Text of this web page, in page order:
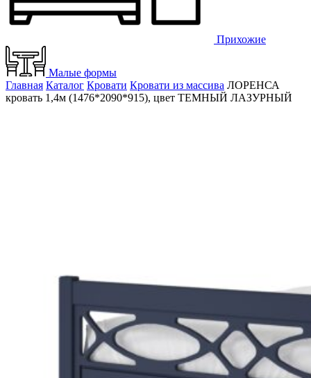
Прихожие
Малые формы
Главная Каталог Кровати Кровати из массива ЛОРЕНСА
кровать 1,4м (1476*2090*915), цвет ТЕМНЫЙ ЛАЗУРНЫЙ